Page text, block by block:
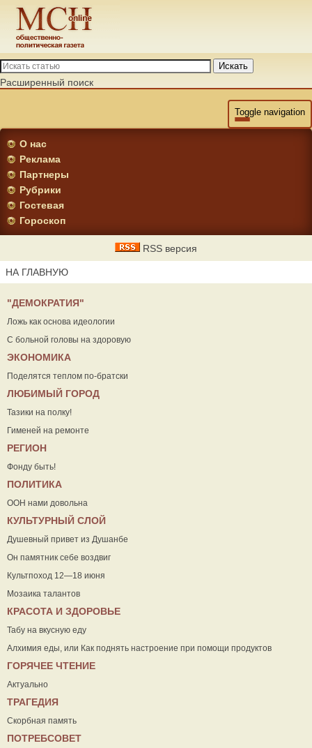
Искать
Расширенный поиск
Toggle navigation
О нас
Реклама
Партнеры
Рубрики
Гостевая
Гороскоп
RSS версия
НА ГЛАВНУЮ
"ДЕМОКРАТИЯ"
Ложь как основа идеологии
С больной головы на здоровую
ЭКОНОМИКА
Поделятся теплом по-братски
ЛЮБИМЫЙ ГОРОД
Тазики на полку!
Гименей на ремонте
РЕГИОН
Фонду быть!
ПОЛИТИКА
ООН нами довольна
КУЛЬТУРНЫЙ СЛОЙ
Душевный привет из Душанбе
Он памятник себе воздвиг
Культпоход 12—18 июня
Мозаика талантов
КРАСОТА И ЗДОРОВЬЕ
Табу на вкусную еду
Алхимия еды, или Как поднять настроение при помощи продуктов
ГОРЯЧЕЕ ЧТЕНИЕ
Актуально
ТРАГЕДИЯ
Скорбная память
ПОТРЕБСОВЕТ